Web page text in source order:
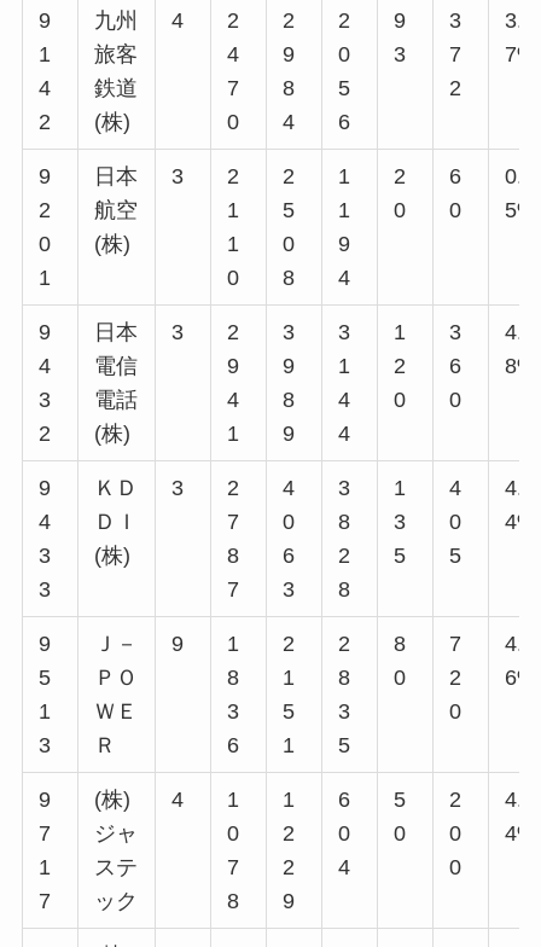
9
1
4
2
九州
旅客
鉄道
(株)
4
2
4
7
0
2
9
8
4
2
0
5
6
9
3
3
7
2
3.7
7%
9
2
0
1
日本
航空
(株)
3
2
1
1
0
2
5
0
8
1
1
9
4
2
0
6
0
0.9
5%
9
4
3
2
日本
電信
電話
(株)
3
2
9
4
1
3
9
8
9
3
1
4
4
1
2
0
3
6
0
4.0
8%
9
4
3
3
ＫＤ
ＤＩ
(株)
3
2
7
8
7
4
0
6
3
3
8
2
8
1
3
5
4
0
5
4.8
4%
9
5
1
3
Ｊ－
ＰＯ
ＷＥ
Ｒ
9
1
8
3
6
2
1
5
1
2
8
3
5
8
0
7
2
0
4.3
6%
9
7
1
7
(株)
ジャ
ステ
ック
4
1
0
7
8
1
2
2
9
6
0
4
5
0
2
0
0
4.6
4%